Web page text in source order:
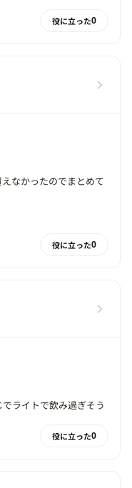
役に立った0
なかったのでまとめて
役に立った0
ライトで飲み過ぎそう
役に立った0